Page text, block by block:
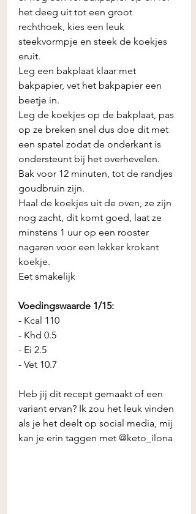
het deeg uit tot een groot
rechthoek, kies een leuk
steekvormpje en steek de koekjes
eruit.
Leg een bakplaat klaar met
bakpapier, vet het bakpapier een
beetje in.
Leg de koekjes op de bakplaat, pas
op ze breken snel dus doe dit met
een spatel zodat de onderkant is
ondersteunt bij het overhevelen.
Bak voor 12 minuten, tot de randjes
goudbruin zijn.
Haal de koekjes uit de oven, ze zijn
nog zacht, dit komt goed, laat ze
minstens 1 uur op een rooster
nagaren voor een lekker krokant
koekje.
Eet smakelijk
Voedingswaarde 1/15:
- Kcal 110
- Khd 0.5
- Ei 2.5
- Vet 10.7
Heb jij dit recept gemaakt of een
variant ervan? Ik zou het leuk vinden
als je het deelt op social media, mij
kan je erin taggen met @keto_ilona